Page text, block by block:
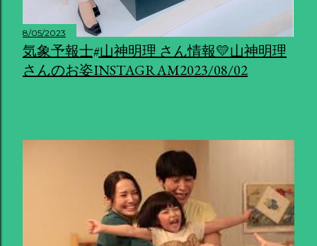
8/05/2023
気象予報士#山神明理 さん情報💛山神明理
さんのお姿INSTAGRAM2023/08/02